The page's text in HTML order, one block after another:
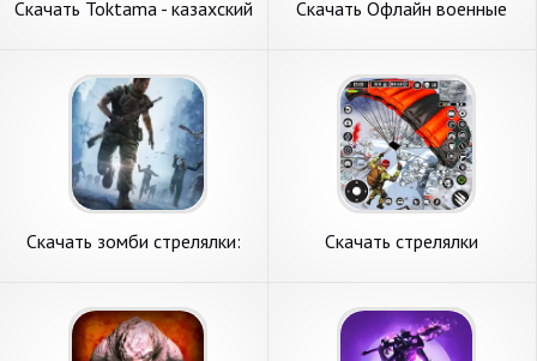
Скачать Toktama - казахский
Скачать Офлайн военные
Скачать зомби стрелялки:
Скачать стрелялки
Андроид